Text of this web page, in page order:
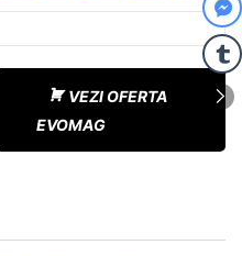
VEZI OFERTA
EVOMAG